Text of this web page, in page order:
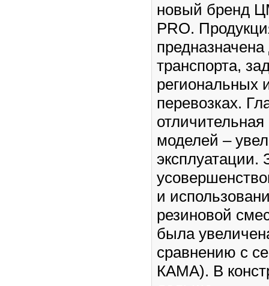
новый бренд
PRO.
транспорта,
региональных
перевозках.
моделей –
эксплуатации.
и
резиновой
была
сравнению с
КАМА). В